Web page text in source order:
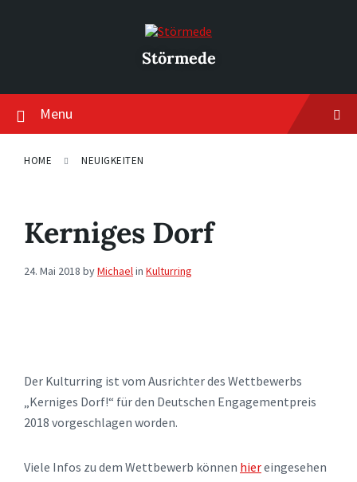
Störmede
Menu
HOME NEUIGKEITEN
Kerniges Dorf
24. Mai 2018 byMichaelin Kulturring
Der Kulturring ist vom Ausrichter des Wettbewerbs
„Kerniges Dorf!“ für den Deutschen Engagementpreis
2018 vorgeschlagen worden.
Viele Infos zu dem Wettbewerb können hiereingesehen